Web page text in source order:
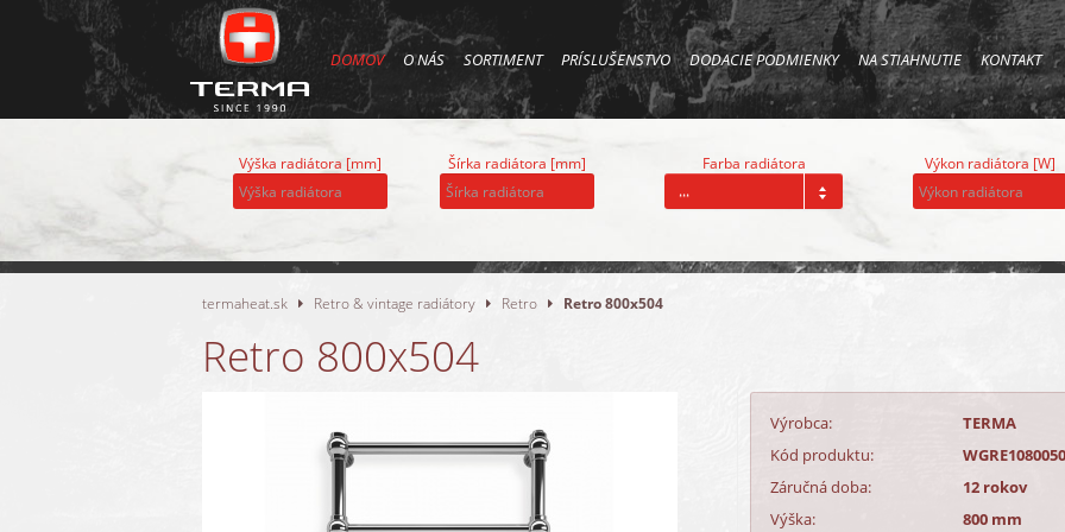
DOMOV O NÁS SORTIMENT PRÍSLUŠENSTVO DODACIE PODMIENKY NA STIAHNUTIE KONTAKT
Výška radiátora [mm] Šírka radiátora [mm]
Farba radiátora
...
Výkon radiátora [W]
termaheat.sk Retro & vintage radiátory Retro Retro 800x504
Retro 800x504
Výrobca:
TERMA
Kód produktu:
WGRE1080050
Záručná doba:
12 rokov
Výška:
800 mm